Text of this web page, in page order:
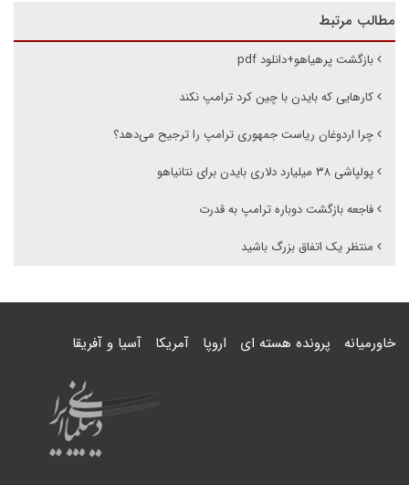
مطالب مرتبط
بازگشت پرهیاهو+دانلود pdf
کارهایی که بایدن با چین کرد ترامپ نکند
چرا اردوغان ریاست جمهوری ترامپ را ترجیح می‌دهد؟
پولپاشی ۳۸ میلیارد دلاری بایدن برای نتانیاهو
فاجعه بازگشت دوباره ترامپ به قدرت
منتظر یک اتفاق بزرگ باشید
خاورمیانه پرونده هسته ای اروپا آمریکا آسیا و آفریقا